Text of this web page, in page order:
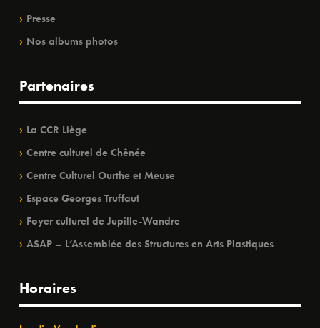
Presse
Nos albums photos
Partenaires
La CCR Liège
Centre culturel de Chênée
Centre Culturel Ourthe et Meuse
Espace Georges Truffaut
Foyer culturel de Jupille-Wandre
ASAP – L’Assemblée des Structures en Arts Plastiques
Horaires